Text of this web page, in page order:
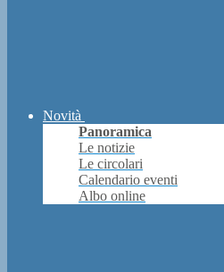
Novità
Panoramica
Le notizie
Le circolari
Calendario eventi
Albo online